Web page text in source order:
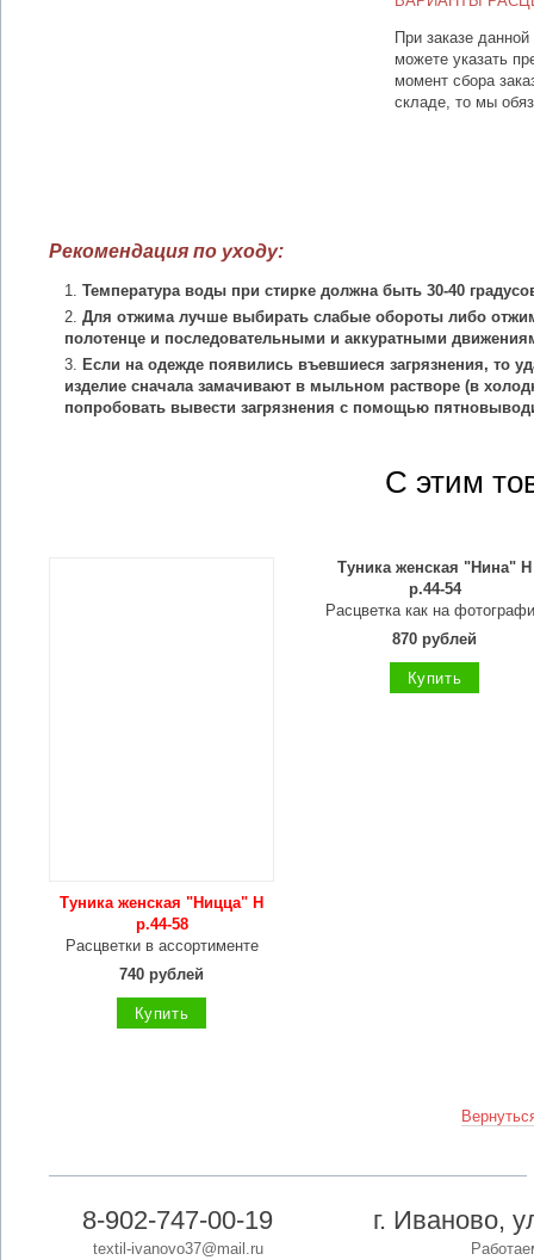
При заказе
можете указать
момент сбора
складе, то мы
Рекомендация по уходу:
Температура воды при стирке должна быть 30-40
Для отжима лучше выбирать слабые обороты либо
полотенце и последовательными и аккуратными
Если на одежде появились въевшиеся загрязнения, то
изделие сначала замачивают в мыльном растворе (в
попробовать вывести загрязнения с помощью
С этим
Туника женская "Ницца" Н
р.44-58
Расцветки в ассортименте
740 рублей
Купить
Туника женская "Нина" Н
р.44-54
Расцветка как на
870 рублей
Купить
8-902-747-00-19
textil-ivanovo37@mail.ru
г. Иваново,